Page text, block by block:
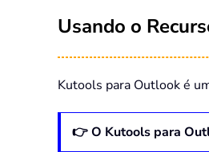
Usando o
Kutools para Outlook é
👉 O Kutools para